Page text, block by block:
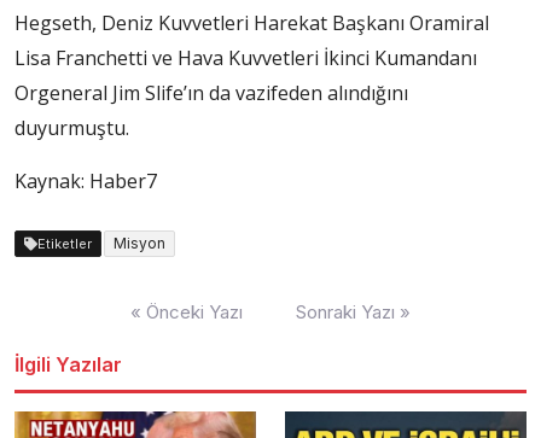
Hegseth, Deniz Kuvvetleri Harekat Başkanı Oramiral
Lisa Franchetti ve Hava Kuvvetleri İkinci Kumandanı
Orgeneral Jim Slife’ın da vazifeden alındığını
duyurmuştu.
Kaynak: Haber7
Etiketler Misyon
« Önceki Yazı Sonraki Yazı »
İlgili Yazılar